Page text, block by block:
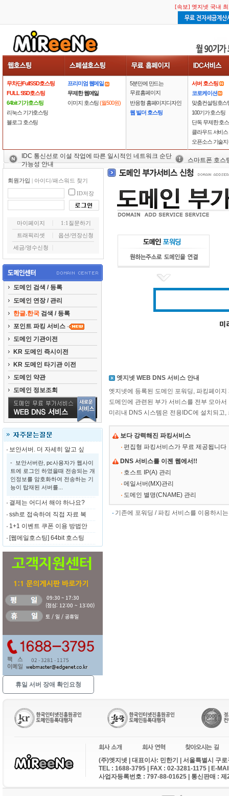
[속보] 엣지넷 국내
[속보] 엣지넷 국내
무차단FullSSD호스팅
FULL SSD호스팅
64bit 기가호스팅
리눅스 기가호스팅
블로그 호스팅
프리미엄 웹메일
무제한 웹메일
이미지 호스팅(월500원)
5분만에 만드는
무료홈페이지
반응형 홈페이지디자인
웹 빌더 호스팅
서버 호스팅
코로케이션
맞춤컨설팅호스
100기가 호스팅
단독 무제한 호
클라우드 서비스
오픈소스 기술
IDC 통신선로 이설 작업에 따른 일시적인 네트워크 순단
가능성 안내
스마트폰 호스
회원가입 | 아이디/패스워드 찾기
ID저장
마이페이지
1:1질문하기
트래픽리셋
옵션/연장신청
세금/영수신청
도메인 검색 / 등록
도메인 연장 / 관리
한글.한국 검색 / 등록
포인트 파킹 서비스
도메인 기관이전
KR 도메인 즉시이전
KR 도메인 타기관 이전
도메인 약관
도메인 정보조회
보안서버. 더 자세히 알고 싶
- 보안서버란, pc사용자가 웹사이
트에 로그인 하였을때 전송되는 개
인정보를 암호화하여 전송하는 기
능이 탑재된 서버를...
결제는 어디서 해야 하나요?
ssh로 접속하여 직접 자료 복
1+1 이벤트 쿠폰 이용 방법안
[웹메일호스팅] 64bit 호스팅
휴일 서버 장애 확인요청
엣지넷 WEB DNS 서비스 안내
엣지넷에 등록된 도메인 포워딩, 파킹페이
도메인에 관련된 부가 서비스를 전부 모아
미리내 DNS 시스템은 전용IDC에 설치되고
보다 강력해진 파킹서비스
편집형 파킹서비스가 무료 제공됩니다
DNS 서비스를 이젠 웹에서!!
호스트 IP(A) 관리
메일서버(MX)관리
도메인 별명(CNAME) 관리
기존에 포워딩 / 파킹 서비스를 이용하시
(주)엣지넷 | 대표이사: 민한기 | 서울특별시 구
TEL : 1688-3795 | FAX : 02-3281-1175 | E-
사업자등록번호 : 797-88-01625 | 통신판매 :